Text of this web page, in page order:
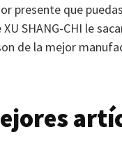
presente que
XU SHANG-CHI le
de la mejor